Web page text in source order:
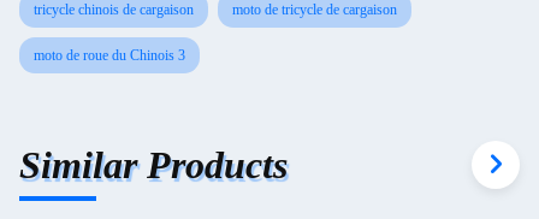
tricycle chinois de cargaison moto de tricycle de cargaison
moto de roue du Chinois 3
Similar Products